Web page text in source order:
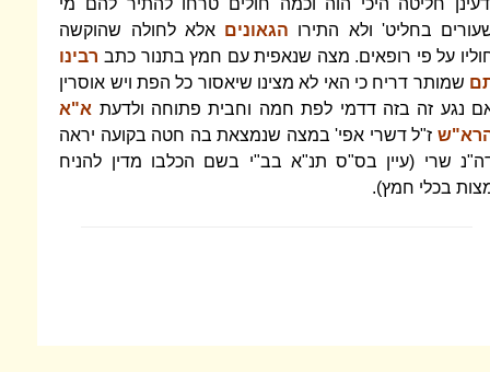
בחליט' ולא התירו הגאונים אלא לחולה שהוקשה
על פי רופאים. מצה שנאפית עם חמץ בתנור כתב רבינו
שמותר דריח כי האי לא מצינו שיאסור כל הפת ויש אוסרין
נגע זה בזה דדמי לפת חמה וחבית פתוחה ולדעת א"א
ז"ל דשרי אפי' במצה שנמצאת בה חטה בקועה יראה
שרי (עיין בס"ס תנ"א בב"י בשם הכלבו מדין להניח
בכלי חמץ).